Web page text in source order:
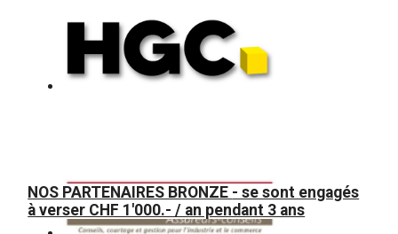
NOS PARTENAIRES BRONZE - se sont engagés
à verser CHF 1'000.- / an pendant 3 ans